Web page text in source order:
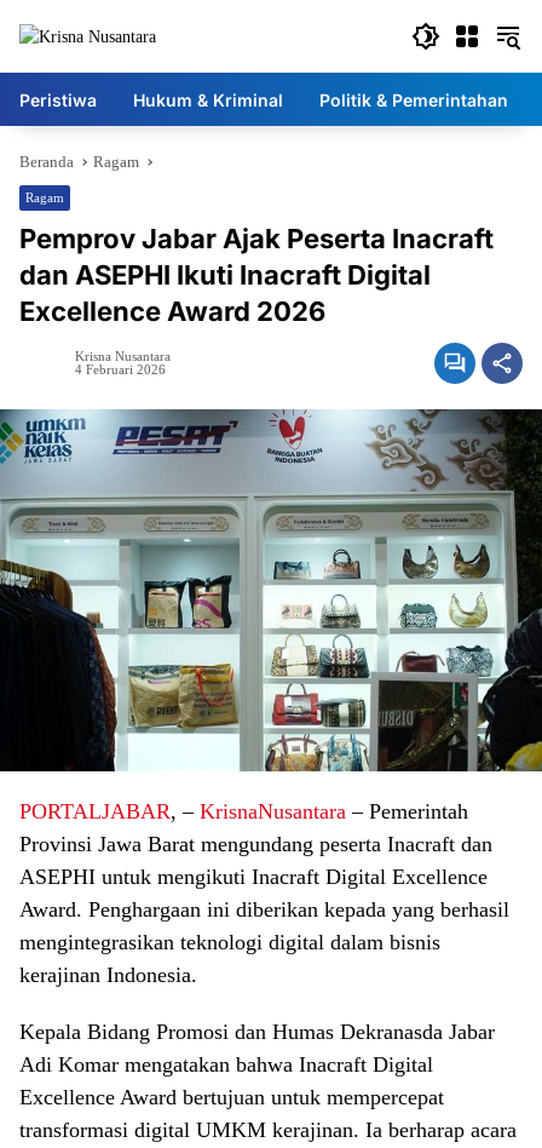
Peristiwa Hukum & Kriminal Politik & Pemerintahan
Beranda Ragam
Ragam
Pemprov Jabar Ajak Peserta Inacraft
dan ASEPHI Ikuti Inacraft Digital
Excellence Award 2026
Krisna Nusantara
4 Februari 2026
PORTALJABAR, – KrisnaNusantara – Pemerintah
Provinsi Jawa Barat mengundang peserta Inacraft dan
ASEPHI untuk mengikuti Inacraft Digital Excellence
Award. Penghargaan ini diberikan kepada yang berhasil
mengintegrasikan teknologi digital dalam bisnis
kerajinan Indonesia.
Kepala Bidang Promosi dan Humas Dekranasda Jabar
Adi Komar mengatakan bahwa Inacraft Digital
Excellence Award bertujuan untuk mempercepat
transformasi digital UMKM kerajinan. Ia berharap acara